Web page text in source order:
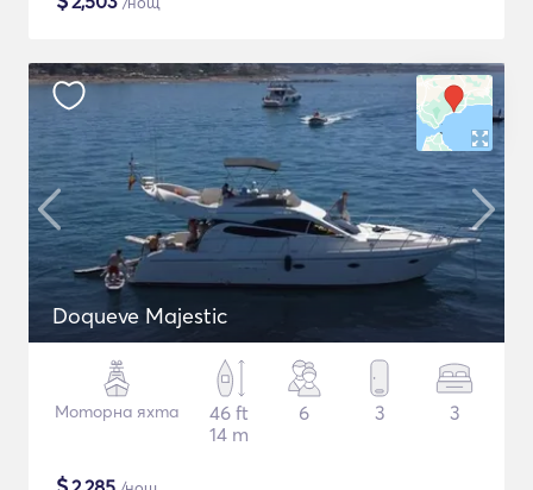
Doqueve Majestic
Моторна яхта
46 ft
14 m
6 3 3